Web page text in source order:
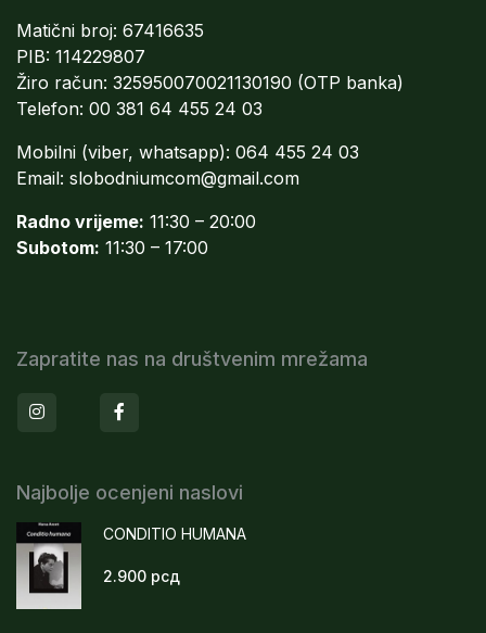
Matični broj: 67416635
PIB: 114229807
Žiro račun: 325950070021130190 (OTP banka)
Telefon: 00 381 64 455 24 03
Mobilni (viber, whatsapp): 064 455 24 03
Email: slobodniumcom@gmail.com
Radno vrijeme: 11:30 – 20:00
Subotom: 11:30 – 17:00
Zapratite nas na društvenim mrežama
Instagram
Najbolje ocenjeni naslovi
CONDITIO HUMANA
2.900 рсд